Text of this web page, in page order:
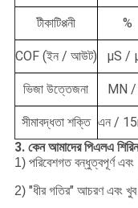
টীকাটিপ্পনী %
COF (ইন / আউট) μS /
ভিজা উত্তেজনা MN /
সীমাবদ্ধতা শক্তি এন /
3. কেন আমাদের পিএলএ শিরিন
1)পরিবেশগত বন্ধুত্বপূর্ণ
2)"ধীর গতির" আচরণ এবং